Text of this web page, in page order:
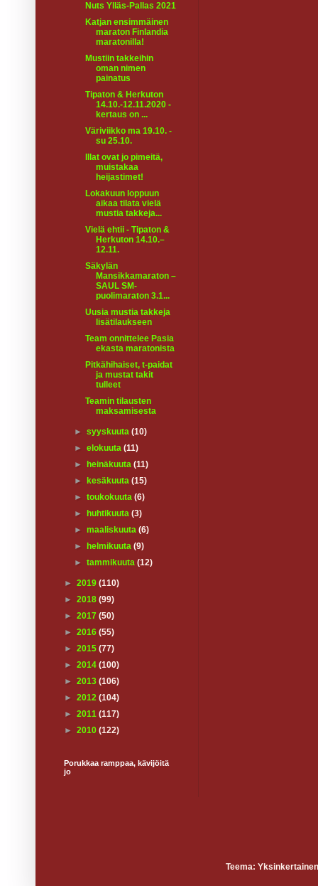
Nuts Ylläs-Pallas 2021
Katjan ensimmäinen
maraton Finlandia
maratonilla!
Mustiin takkeihin
oman nimen
painatus
Tipaton & Herkuton
14.10.-12.11.2020 -
kertaus on ...
Väriviikko ma 19.10. -
su 25.10.
Illat ovat jo pimeitä,
muistakaa
heijastimet!
Lokakuun loppuun
aikaa tilata vielä
mustia takkeja...
Vielä ehtii - Tipaton &
Herkuton 14.10.–
12.11.
Säkylän
Mansikkamaraton –
SAUL SM-
puolimaraton 3.1...
Uusia mustia takkeja
lisätilaukseen
Team onnittelee Pasia
ekasta maratonista
Pitkähihaiset, t-paidat
ja mustat takit
tulleet
Teamin tilausten
maksamisesta
►syyskuuta(10)
►elokuuta(11)
►
heinäkuuta(11)
►
kesäkuuta(15)
►toukokuuta(6)
►
huhtikuuta(3)
►maaliskuuta(6)
►
helmikuuta(9)
►tammikuuta(12)
► 2019 (110)
► 2018 (99)
► 2017 (50)
► 2016 (55)
► 2015 (77)
► 2014 (100)
► 2013 (106)
► 2012 (104)
► 2011 (117)
► 2010 (122)
Porukkaa ramppaa, kävijöitä
jo
Teema: